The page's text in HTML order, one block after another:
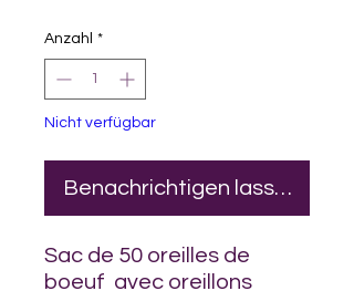
Anzahl *
Nicht verfügbar
Benachrichtigen lassen
Sac de 50 oreilles de
boeuf avec oreillons